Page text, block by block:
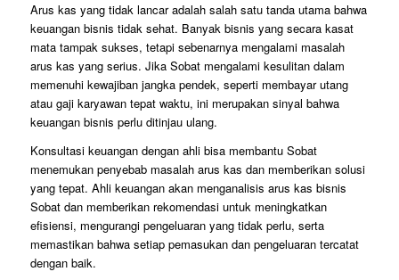
Arus kas yang tidak lancar adalah salah satu tanda utama bahwa
keuangan bisnis tidak sehat. Banyak bisnis yang secara kasat
mata tampak sukses, tetapi sebenarnya mengalami masalah
arus kas yang serius. Jika Sobat mengalami kesulitan dalam
memenuhi kewajiban jangka pendek, seperti membayar utang
atau gaji karyawan tepat waktu, ini merupakan sinyal bahwa
keuangan bisnis perlu ditinjau ulang.
Konsultasi keuangan dengan ahli bisa membantu Sobat
menemukan penyebab masalah arus kas dan memberikan solusi
yang tepat. Ahli keuangan akan menganalisis arus kas bisnis
Sobat dan memberikan rekomendasi untuk meningkatkan
efisiensi, mengurangi pengeluaran yang tidak perlu, serta
memastikan bahwa setiap pemasukan dan pengeluaran tercatat
dengan baik.